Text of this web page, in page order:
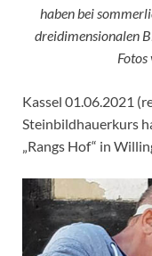
haben bei
dreidimensionalen
Kassel 01.06.2021
Steinbildhauerkurs
„Rangs Hof“ in